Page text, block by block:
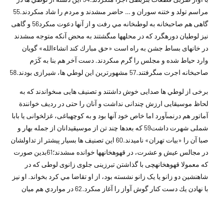
مراسم تولد و ختنه سوران و … حاضر مى‏شدند و مردم را شاد مى‏كردند.55
گاهى هم صاحبخانه به لوطىخانه مي رفت و از آنها دعوت مى‏كرد56 و گاهى
نيز لوطيان دوره‏گرد كه در محله‏ها مى‏گشتند به محض آنكه متوجه مى‏شدند
در خانه‏اى بساط جشن به راه است «حق مبارك كند انشاءالله» گويان
وارد حياط شده و مجلس را گرم مى‏كردند. دست آخر هم بنا به كَرَم
صاحبخانه اجرت مى‏گرفتند.57 مشهورترين اين لوطي ها، شيرازى بودند.58
برخى از لوطي ها صدايى خوش داشتند و تصنيف هايى مى‏خواندند كه به
لحاظ موسيقايى ارزش چندانى نداشت و آنان را حتى در رديف خوانندة
آماتور هم درنمى‏آورد اما خاص خود آنها بود و به كوچه‏باغى، غزل‏خوانى يا بابا
شملى شهرت داشت59 كه بعدها چند تن از موسيقيدانان از جمله بهار و
صبا آن را «بيات تهران» ناميدند.60 اين تصنيف ها بسيار پيشتر از تداولشان
در مجالس عيش و عشرت، در قهوه‏خانه‏ها خوانده مى‏شدند؛61بدين صورت
که معمولا قهوه‏خانه‏چى با گذاشتن تبرزينى جلوى زانوى لوطى که در
شاهنشين دو زانو يا يک زانو نشسته بود، از او تقاضا مي کرد بخواند. او نيز
با نهادن يك دست كنار گوش آواز را آغاز مى‏كرد.62 در مواردي هم ميان